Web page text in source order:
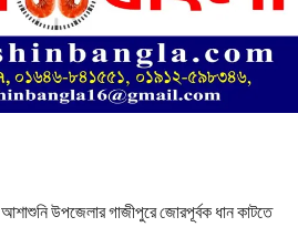
আশাশুনি উপজেলার গাজীপুরে জোরপূর্বক ধান কাটতে